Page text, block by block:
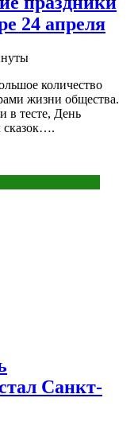
24 апреля
количество
жизни общества.
в тесте, День
сказок….
Санкт-